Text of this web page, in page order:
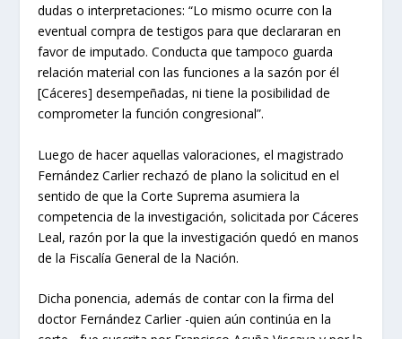
dudas o interpretaciones: “Lo mismo ocurre con la
eventual compra de testigos para que declararan en
favor de imputado. Conducta que tampoco guarda
relación material con las funciones a la sazón por él
[Cáceres] desempeñadas, ni tiene la posibilidad de
comprometer la función congresional”.
Luego de hacer aquellas valoraciones, el magistrado
Fernández Carlier rechazó de plano la solicitud en el
sentido de que la Corte Suprema asumiera la
competencia de la investigación, solicitada por Cáceres
Leal, razón por la que la investigación quedó en manos
de la Fiscalía General de la Nación.
Dicha ponencia, además de contar con la firma del
doctor Fernández Carlier -quien aún continúa en la